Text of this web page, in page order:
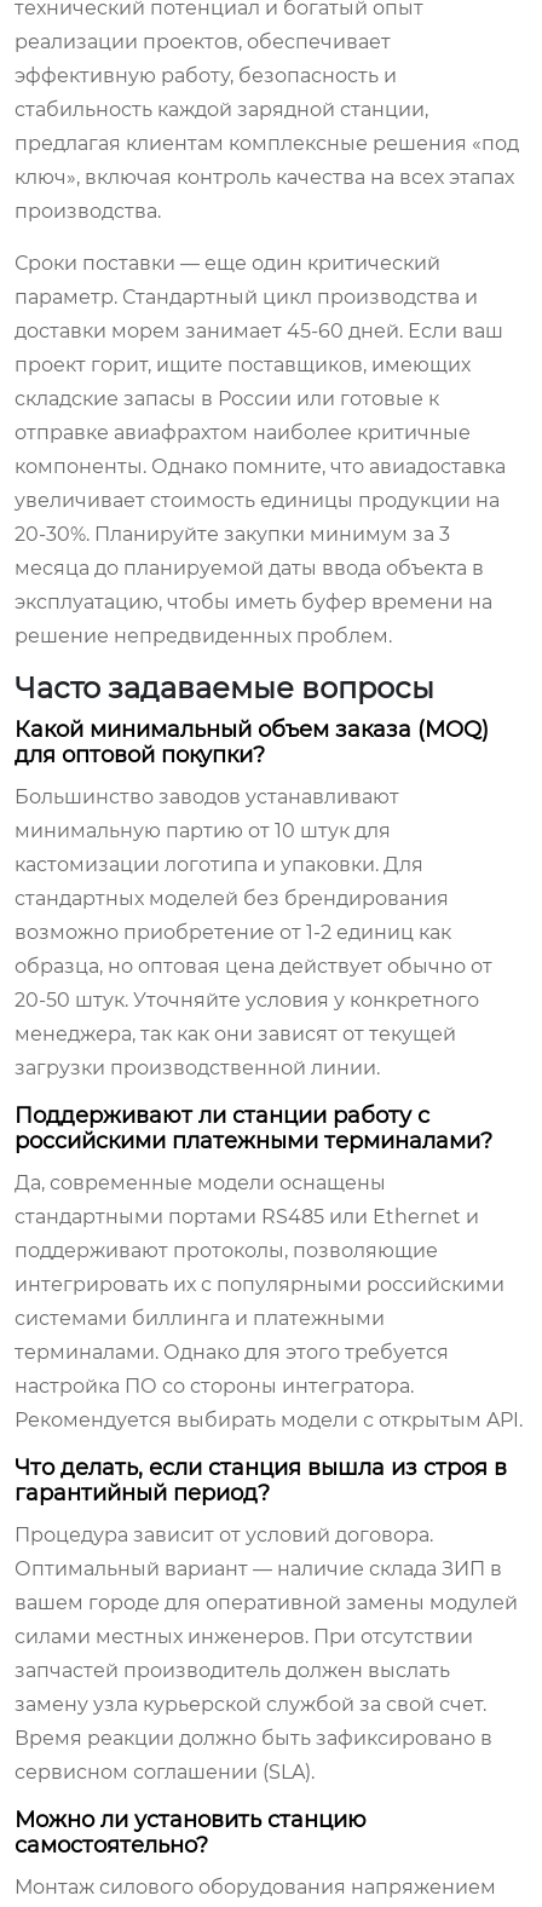
технический потенциал и богатый опыт
реализации проектов, обеспечивает
эффективную работу, безопасность и
стабильность каждой зарядной станции,
предлагая клиентам комплексные решения «под
ключ», включая контроль качества на всех этапах
производства.
Сроки поставки — еще один критический
параметр. Стандартный цикл производства и
доставки морем занимает 45-60 дней. Если ваш
проект горит, ищите поставщиков, имеющих
складские запасы в России или готовые к
отправке авиафрахтом наиболее критичные
компоненты. Однако помните, что авиадоставка
увеличивает стоимость единицы продукции на
20-30%. Планируйте закупки минимум за 3
месяца до планируемой даты ввода объекта в
эксплуатацию, чтобы иметь буфер времени на
решение непредвиденных проблем.
Часто задаваемые вопросы
Какой минимальный объем заказа (MOQ)
для оптовой покупки?
Большинство заводов устанавливают
минимальную партию от 10 штук для
кастомизации логотипа и упаковки. Для
стандартных моделей без брендирования
возможно приобретение от 1-2 единиц как
образца, но оптовая цена действует обычно от
20-50 штук. Уточняйте условия у конкретного
менеджера, так как они зависят от текущей
загрузки производственной линии.
Поддерживают ли станции работу с
российскими платежными терминалами?
Да, современные модели оснащены
стандартными портами RS485 или Ethernet и
поддерживают протоколы, позволяющие
интегрировать их с популярными российскими
системами биллинга и платежными
терминалами. Однако для этого требуется
настройка ПО со стороны интегратора.
Рекомендуется выбирать модели с открытым API.
Что делать, если станция вышла из строя в
гарантийный период?
Процедура зависит от условий договора.
Оптимальный вариант — наличие склада ЗИП в
вашем городе для оперативной замены модулей
силами местных инженеров. При отсутствии
запчастей производитель должен выслать
замену узла курьерской службой за свой счет.
Время реакции должно быть зафиксировано в
сервисном соглашении (SLA).
Можно ли установить станцию
самостоятельно?
Монтаж силового оборудования напряжением